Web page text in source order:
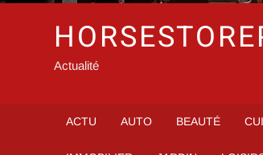
Actualité
ACTU AUTO BEAUTÉ